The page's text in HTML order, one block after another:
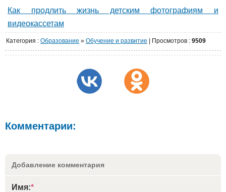
Как продлить жизнь детским фотографиям и
видеокассетам
Категория : Образование » Обучение и развитие Просмотров : 9509
Комментарии:
Добавление комментария
Имя:*